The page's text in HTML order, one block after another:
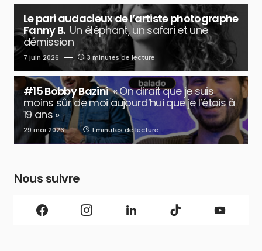
Le pari audacieux de l’artiste photographe
Fanny B. Un éléphant, un safari et une
démission
7 juin 2026 3 minutes de lecture
#15 Bobby Bazini « On dirait que je suis
moins sûr de moi aujourd’hui que je l’étais à
19 ans »
29 mai 2026 1 minutes de lecture
Nous suivre